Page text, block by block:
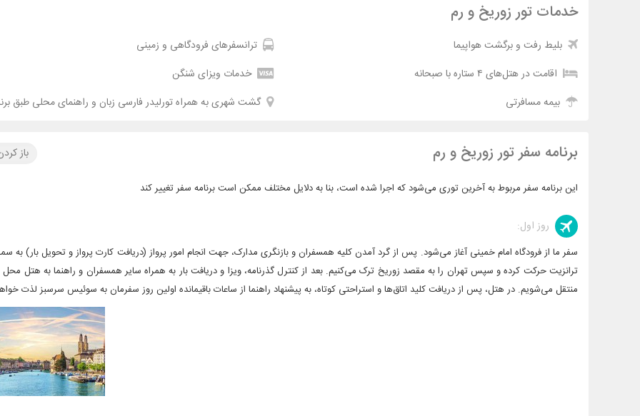
خدمات تور زوریخ و رم
بلیط رفت و برگشت هواپیما
ترانسفرهای فرودگاهی و زمینی
اقامت در هتل‌‌های ۴ ستاره با صبحانه
خدمات ویزای شنگن
بیمه مسافرتی
گشت شهری به همراه تورلیدر فارسی زبان و راهنمای محلی طبق
برنامه سفر تور زوریخ و رم باز
این برنامه سفر مربوط به آخرین توری می‌شود که اجرا شده است، بنا به دلایل مختلف ممکن است برنامه سفر تغییر کند
روز اول:
سفر ما از فرودگاه امام خمینی آغاز می‌شود. پس از گرد آمدن کلیه همسفران و بازنگری مدارک، جهت انجام امور پرواز (دریافت کارت پرواز و تحویل بار) به
ترانزیت حرکت کرده و سپس تهران را به مقصد زوریخ ترک می‌کنیم. بعد از کنترل گذرنامه، ویزا و دریافت بار به همراه سایر همسفران و راهنما به هتل محل
منتقل می‌شویم. در هتل، پس از دریافت کلید اتاق‌ها و استراحتی کوتاه، به پیشنهاد راهنما از ساعات باقیمانده اولین روز سفرمان به سوئیس سرسبز لذت